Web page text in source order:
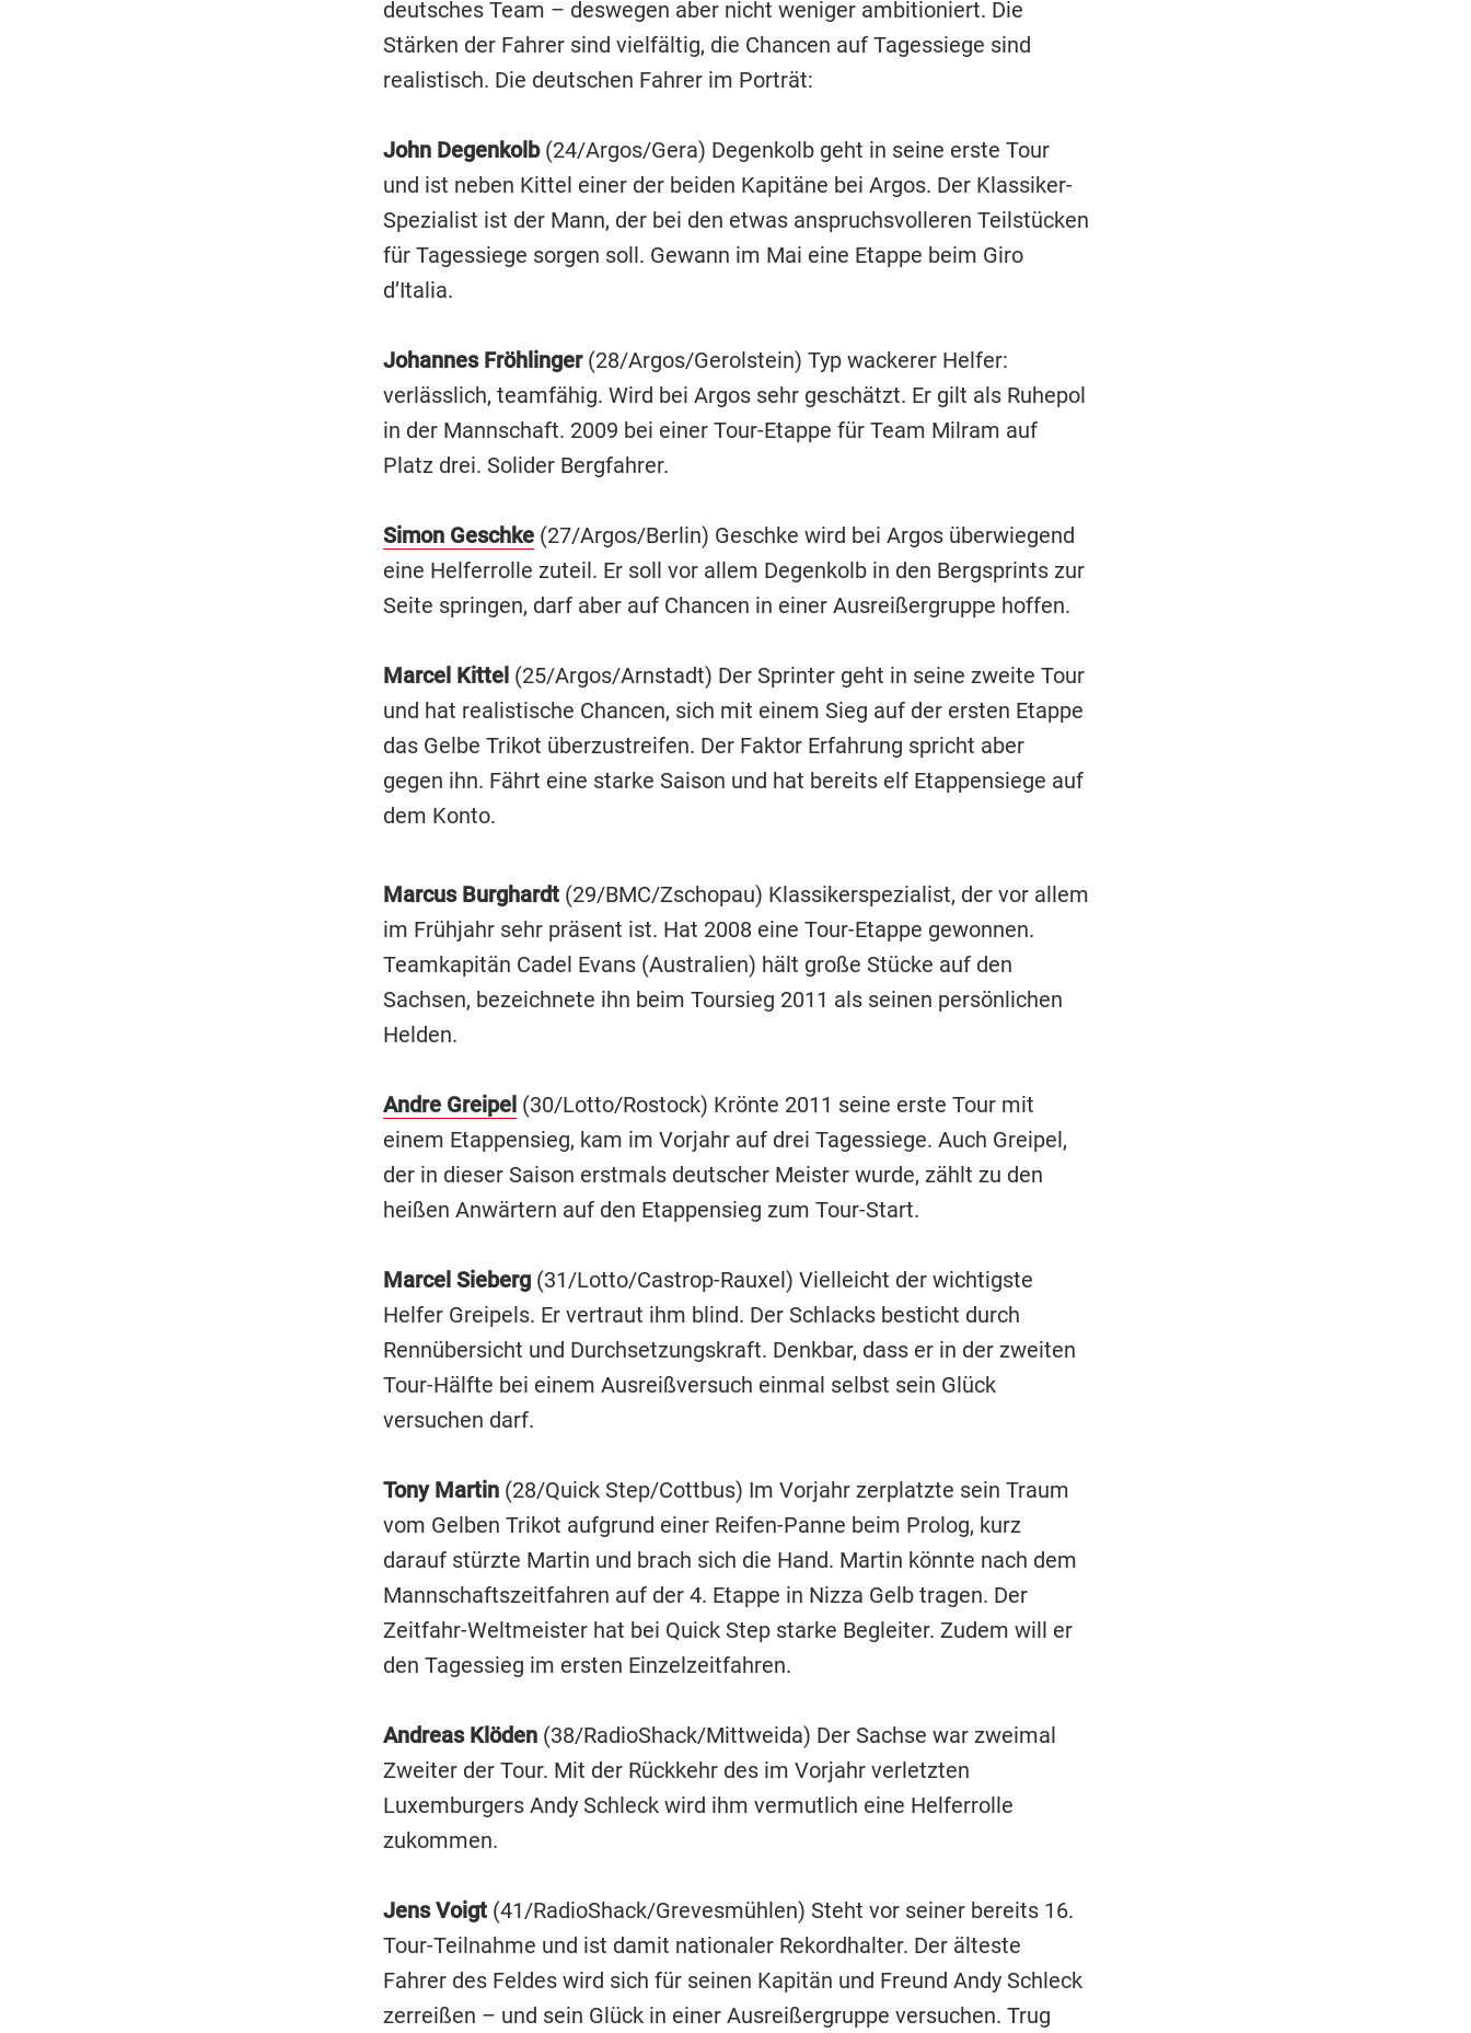
deutsches Team – deswegen aber nicht weniger ambitioniert. Die
Stärken der Fahrer sind vielfältig, die Chancen auf Tagessiege sind
realistisch. Die deutschen Fahrer im Porträt:
John Degenkolb (24/Argos/Gera) Degenkolb geht in seine erste Tour
und ist neben Kittel einer der beiden Kapitäne bei Argos. Der Klassiker-
Spezialist ist der Mann, der bei den etwas anspruchsvolleren Teilstücken
für Tagessiege sorgen soll. Gewann im Mai eine Etappe beim Giro
d’Italia.
Johannes Fröhlinger(28/Argos/Gerolstein) Typ wackerer Helfer:
verlässlich, teamfähig. Wird bei Argos sehr geschätzt. Er gilt als Ruhepol
in der Mannschaft. 2009 bei einer Tour-Etappe für Team Milram auf
Platz drei. Solider Bergfahrer.
Simon Geschke (27/Argos/Berlin) Geschke wird bei Argos überwiegend
eine Helferrolle zuteil. Er soll vor allem Degenkolb in den Bergsprints zur
Seite springen, darf aber auf Chancen in einer Ausreißergruppe hoffen.
Marcel Kittel (25/Argos/Arnstadt) Der Sprinter geht in seine zweite Tour
und hat realistische Chancen, sich mit einem Sieg auf der ersten Etappe
das Gelbe Trikot überzustreifen. Der Faktor Erfahrung spricht aber
gegen ihn. Fährt eine starke Saison und hat bereits elf Etappensiege auf
dem Konto.
Marcus Burghardt(29/BMC/Zschopau) Klassikerspezialist, der vor allem
im Frühjahr sehr präsent ist. Hat 2008 eine Tour-Etappe gewonnen.
Teamkapitän Cadel Evans (Australien) hält große Stücke auf den
Sachsen, bezeichnete ihn beim Toursieg 2011 als seinen persönlichen
Helden.
Andre Greipel (30/Lotto/Rostock) Krönte 2011 seine erste Tour mit
einem Etappensieg, kam im Vorjahr auf drei Tagessiege. Auch Greipel,
der in dieser Saison erstmals deutscher Meister wurde, zählt zu den
heißen Anwärtern auf den Etappensieg zum Tour-Start.
Marcel Sieberg(31/Lotto/Castrop-Rauxel) Vielleicht der wichtigste
Helfer Greipels. Er vertraut ihm blind. Der Schlacks besticht durch
Rennübersicht und Durchsetzungskraft. Denkbar, dass er in der zweiten
Tour-Hälfte bei einem Ausreißversuch einmal selbst sein Glück
versuchen darf.
Tony Martin(28/Quick Step/Cottbus) Im Vorjahr zerplatzte sein Traum
vom Gelben Trikot aufgrund einer Reifen-Panne beim Prolog, kurz
darauf stürzte Martin und brach sich die Hand. Martin könnte nach dem
Mannschaftszeitfahren auf der 4. Etappe in Nizza Gelb tragen. Der
Zeitfahr-Weltmeister hat bei Quick Step starke Begleiter. Zudem will er
den Tagessieg im ersten Einzelzeitfahren.
Andreas Klöden(38/RadioShack/Mittweida) Der Sachse war zweimal
Zweiter der Tour. Mit der Rückkehr des im Vorjahr verletzten
Luxemburgers Andy Schleck wird ihm vermutlich eine Helferrolle
zukommen.
Jens Voigt (41/RadioShack/Grevesmühlen) Steht vor seiner bereits 16.
Tour-Teilnahme und ist damit nationaler Rekordhalter. Der älteste
Fahrer des Feldes wird sich für seinen Kapitän und Freund Andy Schleck
zerreißen – und sein Glück in einer Ausreißergruppe versuchen. Trug